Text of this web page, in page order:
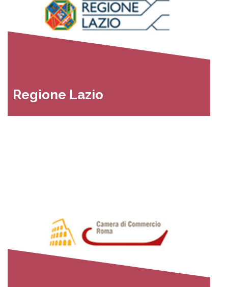
Regione Lazio